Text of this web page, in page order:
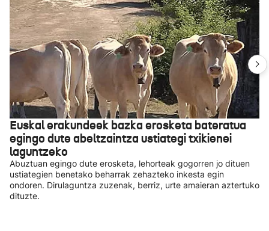
Euskal erakundeek bazka erosketa bateratua
egingo dute abeltzaintza ustiategi txikienei
laguntzeko
Abuztuan egingo dute erosketa, lehorteak gogorren jo dituen
ustiategien benetako beharrak zehazteko inkesta egin
ondoren. Dirulaguntza zuzenak, berriz, urte amaieran aztertuko
dituzte.